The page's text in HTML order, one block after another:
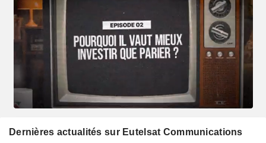
Dernières actualités sur Eutelsat Communications